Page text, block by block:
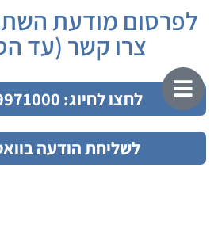
לפרסום מודעת
צרו קשר (עד
לחצו לחיוג: 077-9971000
לשליחת הודעה